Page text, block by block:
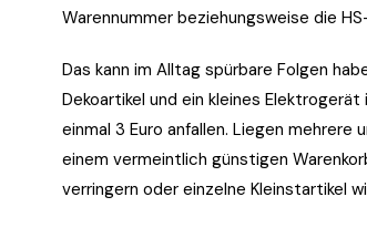
Warennummer beziehungsweise die
Das kann im Alltag spürbare Folgen
Dekoartikel und ein kleines
einmal 3 Euro anfallen. Liegen
einem vermeintlich günstigen
verringern oder einzelne Kleinstartikel